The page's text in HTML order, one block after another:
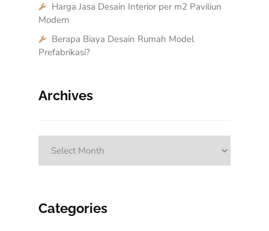
Harga Jasa Desain Interior per m2 Paviliun
Modern
Berapa Biaya Desain Rumah Model
Prefabrikasi?
Archives
Categories